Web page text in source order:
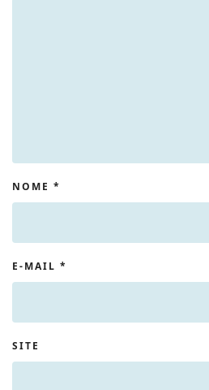
NOME *
E-MAIL *
SITE